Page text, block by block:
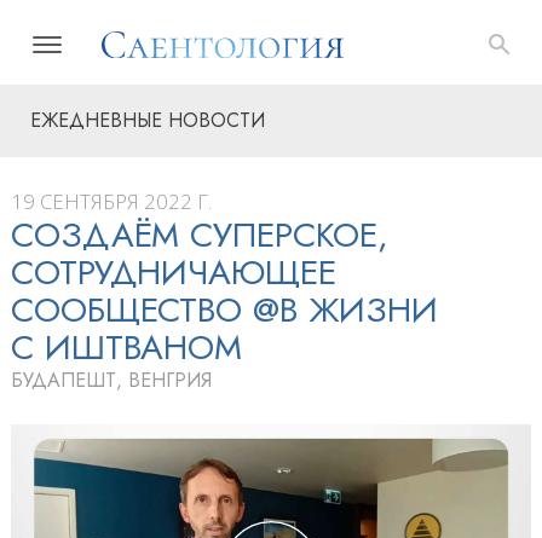
ЕЖЕДНЕВНЫЕ НОВОСТИ
19 СЕНТЯБРЯ 2022 Г.
СОЗДАЁМ СУПЕРСКОЕ,
СОТРУДНИЧАЮЩЕЕ
СООБЩЕСТВО @В ЖИЗНИ
С ИШТВАНОМ
БУДАПЕШТ, ВЕНГРИЯ